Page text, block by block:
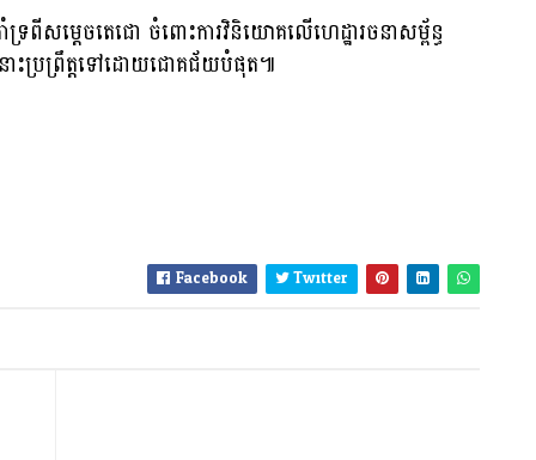
សម្តេចតេជោ ចំពោះការវិនិយោគលើហេដ្ឋារចនាសម្ព័ន្ធ
ោះប្រព្រឹត្តទៅដោយជោគជ័យបំផុត៕
Facebook Twitter